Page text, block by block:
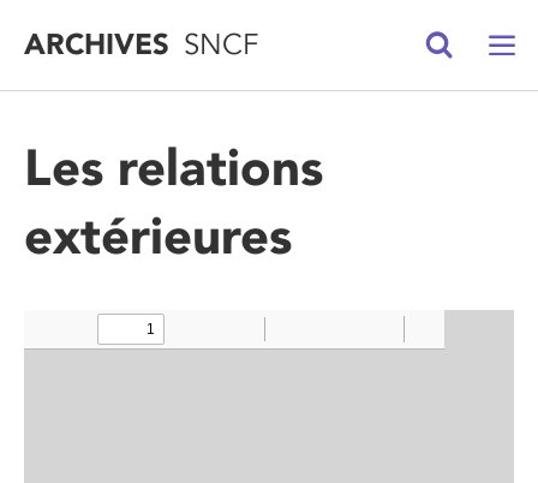
ARCHIVESSNCF
Les relations
extérieures